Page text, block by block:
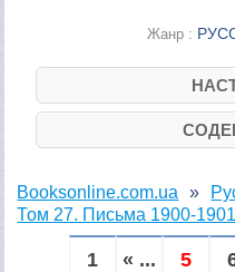
Жанр :
Booksonline.com.ua
Том 27. Письма 1900-
1 « ... 5